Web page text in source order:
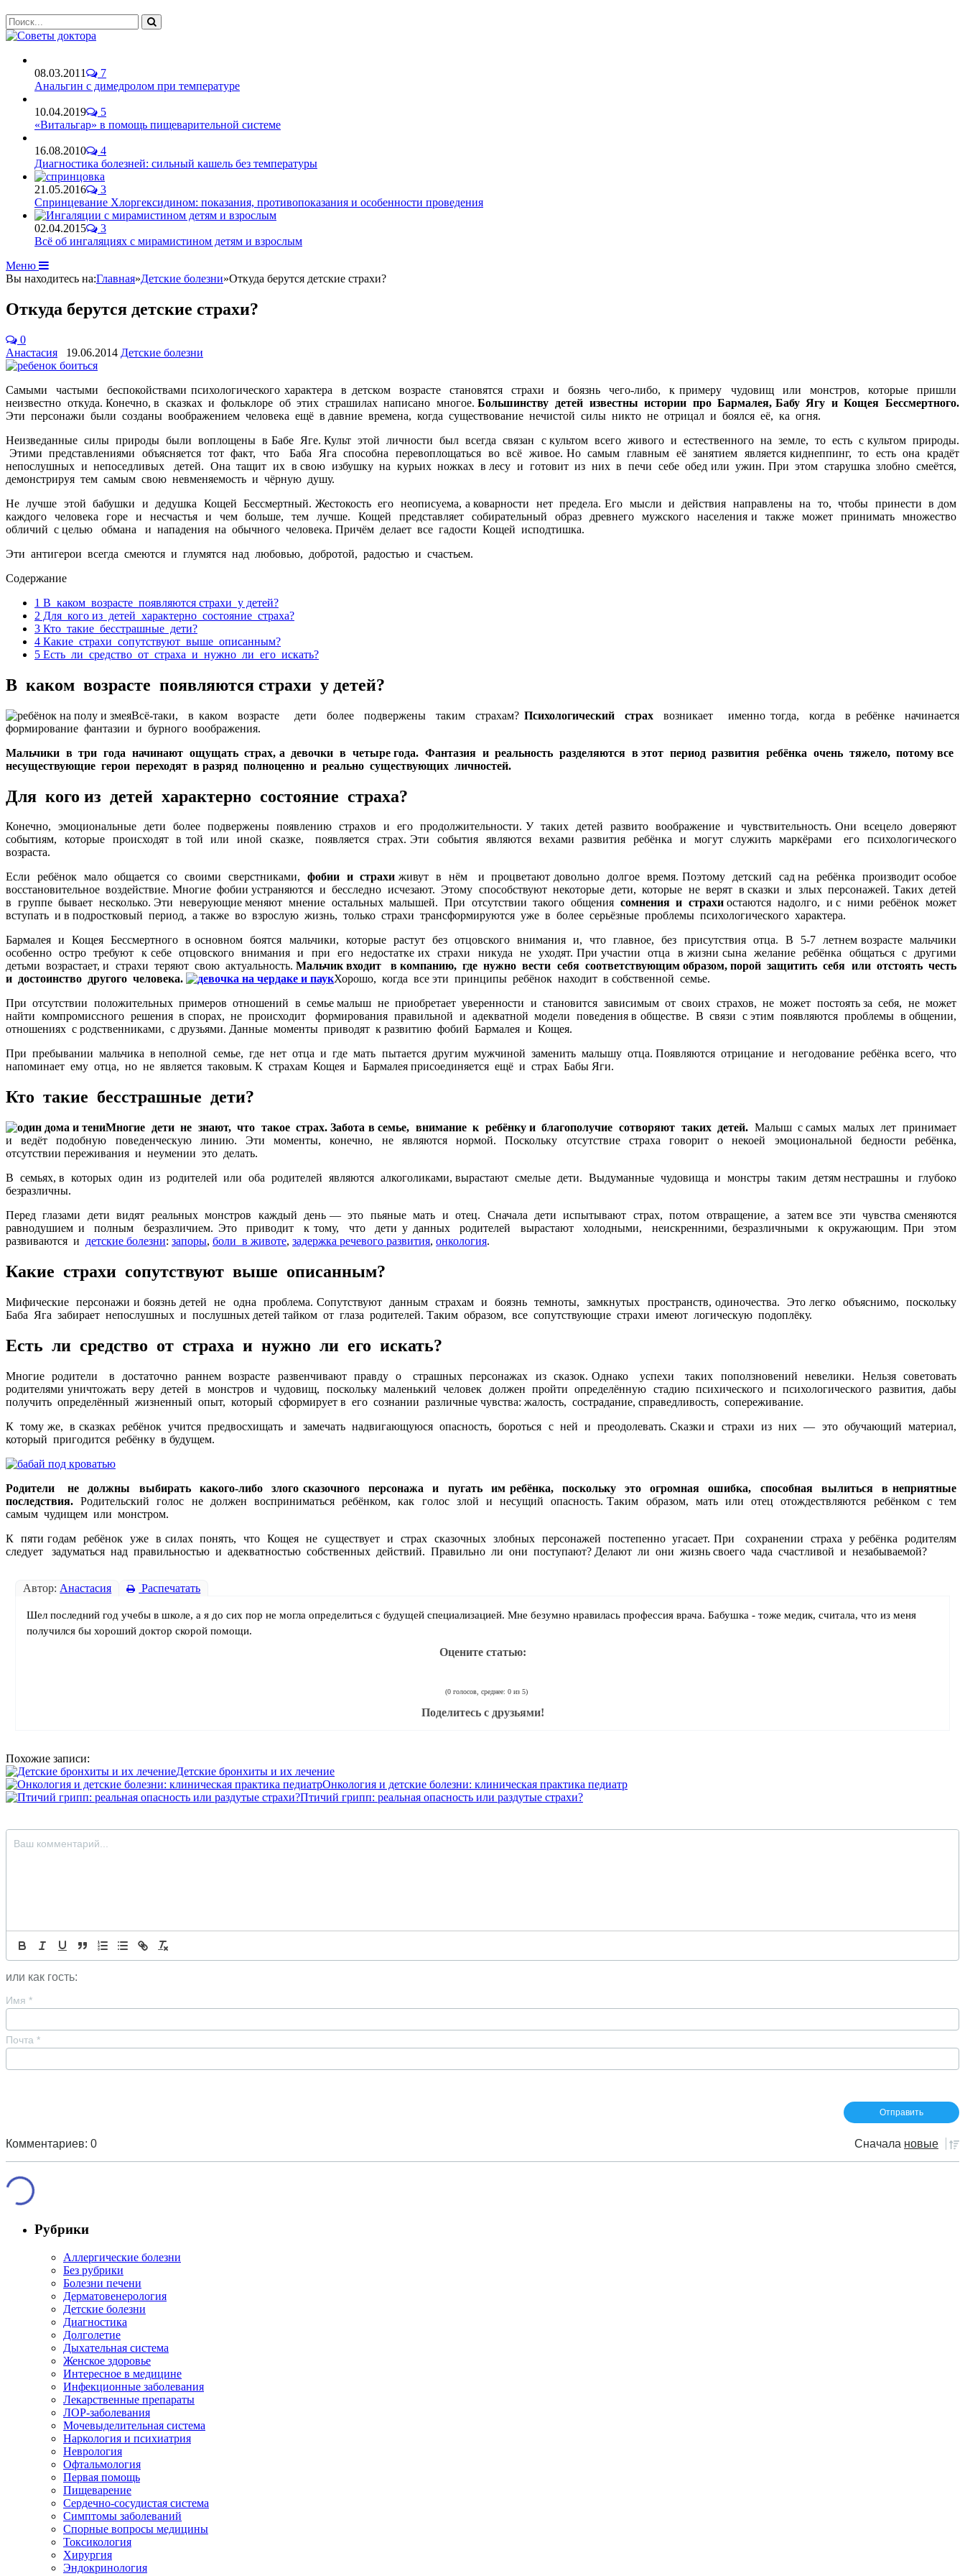
08.03.2011
7
Анальгин с димедролом при температуре
10.04.2019
5
«Витальгар» в помощь пищеварительной системе
16.08.2010
4
Диагностика болезней: сильный кашель без температуры
21.05.2016
3
Спринцевание Хлоргексидином: показания, противопоказания и особенности проведения
02.04.2015
3
Всё об ингаляциях с мирамистином детям и взрослым
Меню
Вы находитесь на:Главная»Детские болезни»Откуда берутся детские страхи?
Откуда берутся детские страхи?
0
Анастасия
19.06.2014 Детские болезни
Самыми частыми беспокойствами психологического характера в детском возрасте становятся страхи и боязнь чего-либо, к примеру чудовищ или монстров, которые пришли
неизвестно откуда. Конечно, в сказках и фольклоре об этих страшилах написано многое. Большинству детей известны истории про Бармалея, Бабу Ягу и Кощея Бессмертного.
Эти персонажи были созданы воображением человека ещё в давние времена, когда существование нечистой силы никто не отрицал и боялся её, ка огня.
Неизведанные силы природы были воплощены в Бабе Яге. Культ этой личности был всегда связан с культом всего живого и естественного на земле, то есть с культом природы.
Этими представлениями объясняется тот факт, что Баба Яга способна перевоплощаться во всё живое. Но самым главным её занятием является киднеппинг, то есть она крадёт
непослушных и непоседливых детей. Она тащит их в свою избушку на курьих ножках в лесу и готовит из них в печи себе обед или ужин. При этом старушка злобно смеётся,
демонстрируя тем самым свою невменяемость и чёрную душу.
Не лучше этой бабушки и дедушка Кощей Бессмертный. Жестокость его неописуема, а коварности нет предела. Его мысли и действия направлены на то, чтобы принести в дом
каждого человека горе и несчастья и чем больше, тем лучше. Кощей представляет собирательный образ древнего мужского населения и также может принимать множество
обличий с целью обмана и нападения на обычного человека. Причём делает все гадости Кощей исподтишка.
Эти антигерои всегда смеются и глумятся над любовью, добротой, радостью и счастьем.
Содержание
1 В каком возрасте появляются страхи у детей?
2 Для кого из детей характерно состояние страха?
3 Кто такие бесстрашные дети?
4 Какие страхи сопутствуют выше описанным?
5 Есть ли средство от страха и нужно ли его искать?
В каком возрасте появляются страхи у детей?
Всё-таки, в каком возрасте дети более подвержены таким страхам? Психологический страх возникает именно тогда, когда в ребёнке начинается
формирование фантазии и бурного воображения.
Мальчики в три года начинают ощущать страх, а девочки в четыре года. Фантазия и реальность разделяются в этот период развития ребёнка очень тяжело, потому все
несуществующие герои переходят в разряд полноценно и реально существующих личностей.
Для кого из детей характерно состояние страха?
Конечно, эмоциональные дети более подвержены появлению страхов и его продолжительности. У таких детей развито воображение и чувствительность. Они всецело доверяют
событиям, которые происходят в той или иной сказке, появляется страх. Эти события являются вехами развития ребёнка и могут служить маркёрами его психологического
возраста.
Если ребёнок мало общается со своими сверстниками, фобии и страхи живут в нём и процветают довольно долгое время. Поэтому детский сад на ребёнка производит особое
восстановительное воздействие. Многие фобии устраняются и бесследно исчезают. Этому способствуют некоторые дети, которые не верят в сказки и злых персонажей. Таких детей
в группе бывает несколько. Эти неверующие меняют мнение остальных малышей. При отсутствии такого общения сомнения и страхи остаются надолго, и с ними ребёнок может
вступать и в подростковый период, а также во взрослую жизнь, только страхи трансформируются уже в более серьёзные проблемы психологического характера.
Бармалея и Кощея Бессмертного в основном боятся мальчики, которые растут без отцовского внимания и, что главное, без присутствия отца. В 5-7 летнем возрасте мальчики
особенно остро требуют к себе отцовского внимания и при его недостатке их страхи никуда не уходят. При участии отца в жизни сына желание ребёнка общаться с другими
детьми возрастает, и страхи теряют свою актуальность.Мальчик входит в компанию, где нужно вести себя соответствующим образом, порой защитить себя или отстоять честь
и достоинство другого человека.
Хорошо, когда все эти принципы ребёнок находит в собственной семье.
При отсутствии положительных примеров отношений в семье малыш не приобретает уверенности и становится зависимым от своих страхов, не может постоять за себя, не может
найти компромиссного решения в спорах, не происходит формирования правильной и адекватной модели поведения в обществе. В связи с этим появляются проблемы в общении,
отношениях с родственниками, с друзьями. Данные моменты приводят к развитию фобий Бармалея и Кощея.
При пребывании мальчика в неполной семье, где нет отца и где мать пытается другим мужчиной заменить малышу отца. Появляются отрицание и негодование ребёнка всего, что
напоминает ему отца, но не является таковым. К страхам Кощея и Бармалея присоединяется ещё и страх Бабы Яги.
Кто такие бесстрашные дети?
Многие дети не знают, что такое страх. Забота в семье, внимание к ребёнку и благополучие сотворяют таких детей. Малыш с самых малых лет принимает
и ведёт подобную поведенческую линию. Эти моменты, конечно, не являются нормой. Поскольку отсутствие страха говорит о некоей эмоциональной бедности ребёнка,
отсутствии переживания и неумении это делать.
В семьях, в которых один из родителей или оба родителей являются алкоголиками, вырастают смелые дети. Выдуманные чудовища и монстры таким детям нестрашны и глубоко
безразличны.
Перед глазами дети видят реальных монстров каждый день — это пьяные мать и отец. Сначала дети испытывают страх, потом отвращение, а затем все эти чувства сменяются
равнодушием и полным безразличием. Это приводит к тому, что дети у данных родителей вырастают холодными, неискренними, безразличными к окружающим. При этом
развиваются и детские болезни: запоры, боли в животе, задержка речевого развития, онкология.
Какие страхи сопутствуют выше описанным?
Мифические персонажи и боязнь детей не одна проблема. Сопутствуют данным страхам и боязнь темноты, замкнутых пространств, одиночества. Это легко объяснимо, поскольку
Баба Яга забирает непослушных и послушных детей тайком от глаза родителей. Таким образом, все сопутствующие страхи имеют логическую подоплёку.
Есть ли средство от страха и нужно ли его искать?
Многие родители в достаточно раннем возрасте развенчивают правду о страшных персонажах из сказок. Однако успехи таких поползновений невелики. Нельзя советовать
родителями уничтожать веру детей в монстров и чудовищ, поскольку маленький человек должен пройти определённую стадию психического и психологического развития, дабы
получить определённый жизненный опыт, который сформирует в его сознании различные чувства: жалость, сострадание, справедливость, сопереживание.
К тому же, в сказках ребёнок учится предвосхищать и замечать надвигающуюся опасность, бороться с ней и преодолевать. Сказки и страхи из них — это обучающий материал,
который пригодится ребёнку в будущем.
Родители не должны выбирать какого-либо злого сказочного персонажа и пугать им ребёнка, поскольку это огромная ошибка, способная вылиться в неприятные
последствия. Родительский голос не должен восприниматься ребёнком, как голос злой и несущий опасность. Таким образом, мать или отец отождествляются ребёнком с тем
самым чудищем или монстром.
К пяти годам ребёнок уже в силах понять, что Кощея не существует и страх сказочных злобных персонажей постепенно угасает. При сохранении страха у ребёнка родителям
следует задуматься над правильностью и адекватностью собственных действий. Правильно ли они поступают? Делают ли они жизнь своего чада счастливой и незабываемой?
Автор: Анастасия Распечатать
Шел последний год учебы в школе, а я до сих пор не могла определиться с будущей специализацией. Мне безумно нравилась профессия врача. Бабушка - тоже медик, считала, что из меня
получился бы хороший доктор скорой помощи.
Оцените статью:
(0 голосов, среднее: 0 из 5)
Поделитесь с друзьями!
Похожие записи:
Детские бронхиты и их лечение
Онкология и детские болезни: клиническая практика педиатр
Птичий грипп: реальная опасность или раздутые страхи?
или как гость:
Имя *
Почта *
Комментариев: 0 Сначала новые
Рубрики
Аллергические болезни
Без рубрики
Болезни печени
Дерматовенерология
Детские болезни
Диагностика
Долголетие
Дыхательная система
Женское здоровье
Интересное в медицине
Инфекционные заболевания
Лекарственные препараты
ЛОР-заболевания
Мочевыделительная система
Наркология и психиатрия
Неврология
Офтальмология
Первая помощь
Пищеварение
Сердечно-сосудистая система
Симптомы заболеваний
Спорные вопросы медицины
Токсикология
Хирургия
Эндокринология